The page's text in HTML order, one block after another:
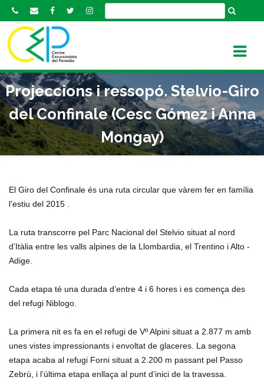
k
o
c
o
n
t
e
Projeccions i ressopó. Stelvio-Giro
del Confinale (Cesc Gómez i Anna
Mongay)
El Giro del Confinale és una ruta circular que vàrem fer en família
l’estiu del 2015 .
La ruta transcorre pel Parc Nacional del Stelvio situat al nord
d’Itàlia entre les valls alpines de la Llombardia, el Trentino i Alto -
Adige.
Cada etapa té una durada d’entre 4 i 6 hores i es comença des
del refugi Niblogo.
La primera nit es fa en el refugi de Vº Alpini situat a 2.877 m amb
unes vistes impressionants i envoltat de glaceres. La segona
etapa acaba al refugi Forni situat a 2.200 m passant pel Passo
Zebrù, i l’última etapa enllaça al punt d’inici de la travessa.